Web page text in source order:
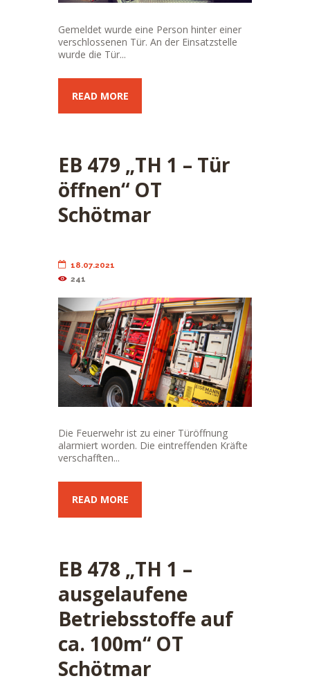
Gemeldet wurde eine Person hinter einer
verschlossenen Tür. An der Einsatzstelle
wurde die Tür...
READ MORE
EB 479 „TH 1 – Tür
öffnen“ OT
Schötmar
18.07.2021
241
Die Feuerwehr ist zu einer Türöffnung
alarmiert worden. Die eintreffenden Kräfte
verschafften...
READ MORE
EB 478 „TH 1 –
ausgelaufene
Betriebsstoffe auf
ca. 100m“ OT
Schötmar